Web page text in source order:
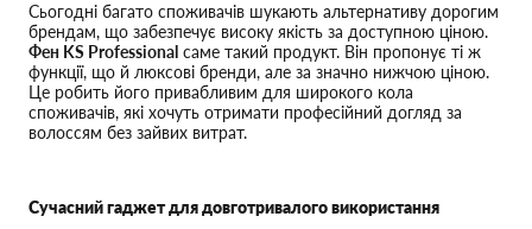
Сьогодні багато споживачів шукають альтернативу дорогим
брендам, що забезпечує високу якість за доступною ціною.
Фен KS Professional саме такий продукт. Він пропонує ті ж
функції, що й люксові бренди, але за значно нижчою ціною.
Це робить його привабливим для широкого кола
споживачів, які хочуть отримати професійний догляд за
волоссям без зайвих витрат.
Сучасний гаджет для довготривалого використання